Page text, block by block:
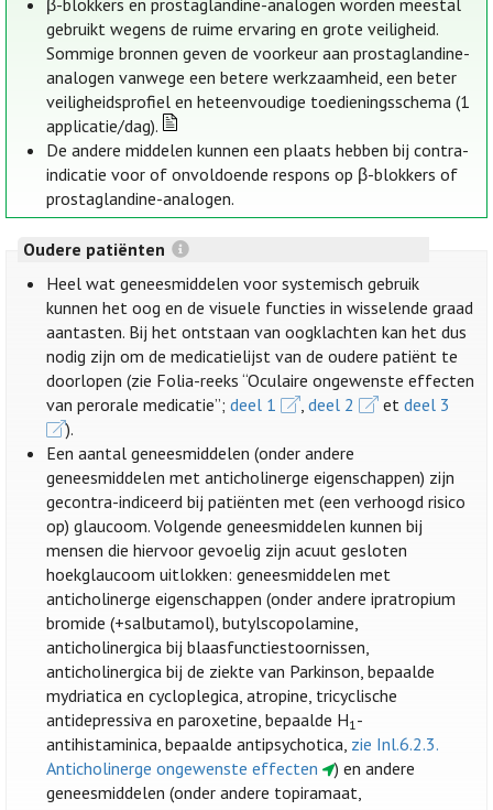
β-blokkers en prostaglandine-analogen worden meestal
gebruikt wegens de ruime ervaring en grote veiligheid.
Sommige bronnen geven de voorkeur aan prostaglandine-
analogen vanwege een betere werkzaamheid, een beter
veiligheidsprofiel en heteenvoudige toedieningsschema (1
applicatie/dag).
De andere middelen kunnen een plaats hebben bij contra-
indicatie voor of onvoldoende respons op β-blokkers of
prostaglandine-analogen.
Oudere patiënten
Heel wat geneesmiddelen voor systemisch gebruik
kunnen het oog en de visuele functies in wisselende graad
aantasten. Bij het ontstaan van oogklachten kan het dus
nodig zijn om de medicatielijst van de oudere patiënt te
doorlopen (zie Folia-reeks “Oculaire ongewenste effecten
van perorale medicatie”;deel 1 ,deel 2 etdeel 3
).
Een aantal geneesmiddelen (onder andere
geneesmiddelen met anticholinerge eigenschappen) zijn
gecontra-indiceerd bij patiënten met (een verhoogd risico
op) glaucoom. Volgende geneesmiddelen kunnen bij
mensen die hiervoor gevoelig zijn acuut gesloten
hoekglaucoom uitlokken: geneesmiddelen met
anticholinerge eigenschappen (onder andere ipratropium
bromide (+salbutamol), butylscopolamine,
anticholinergica bij blaasfunctiestoornissen,
anticholinergica bij de ziekte van Parkinson, bepaalde
mydriatica en cycloplegica, atropine, tricyclische
antidepressiva en paroxetine, bepaalde H1-
antihistaminica, bepaalde antipsychotica, zie Inl.6.2.3.
Anticholinerge ongewenste effecten
) en andere
geneesmiddelen (onder andere topiramaat,